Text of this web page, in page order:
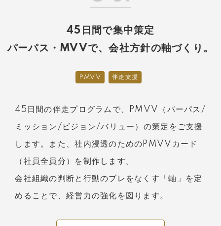
45日間で集中策定
パーパス・MVVで、会社方針の軸づくり。
PMVV 伴走支援
45日間の伴走プログラムで、PMVV（パーパス/
ミッション/ビジョン/バリュー）の策定をご支援
します。また、社内浸透のためのPMVVカード
（社員全員分）を制作します。
会社組織の判断と行動のブレをなくす「軸」を定
めることで、経営力の強化を図ります。